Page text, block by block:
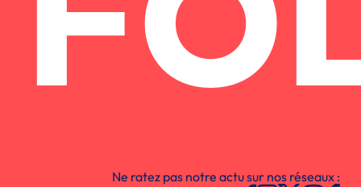
Ne ratez pas notre actu sur nos réseaux :